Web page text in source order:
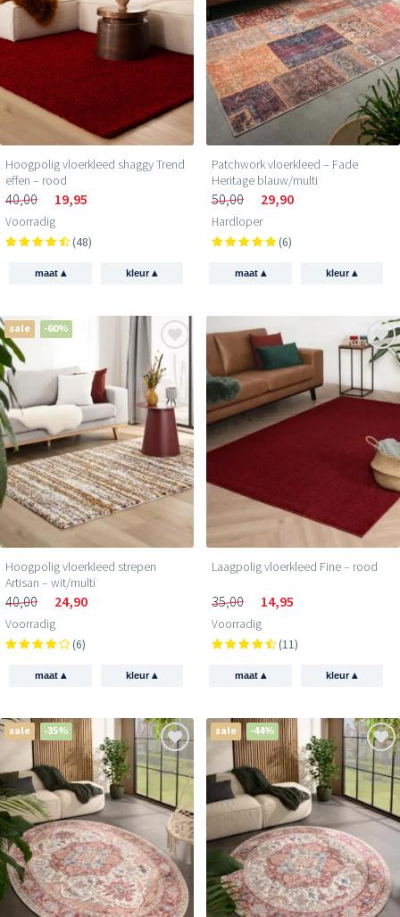
Hoogpolig vloerkleed shaggy Trend
effen – rood
40,00 19,95
Voorradig
(48)
maat ▴ kleur▴
Patchwork vloerkleed – Fade
Heritage blauw/multi
50,00 29,90
Hardloper
(6)
maat ▴ kleur▴
sale -60%
Hoogpolig vloerkleed strepen
Artisan – wit/multi
40,00 24,90
Voorradig
(6)
maat ▴ kleur▴
Laagpolig vloerkleed Fine – rood
35,00 14,95
Voorradig
(11)
maat ▴ kleur▴
sale -35% sale -44%